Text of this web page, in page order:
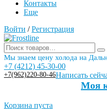
Контакты
Еще
Войти / Регистрация
Мы знаем цену холода на
+7 (4212) 45-30-00
+7(962)220-80-46Написать
Моя
Корзина пуста